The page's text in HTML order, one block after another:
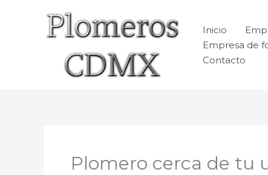
Inicio
Empresa de
Contacto
Plomero cerca de tu